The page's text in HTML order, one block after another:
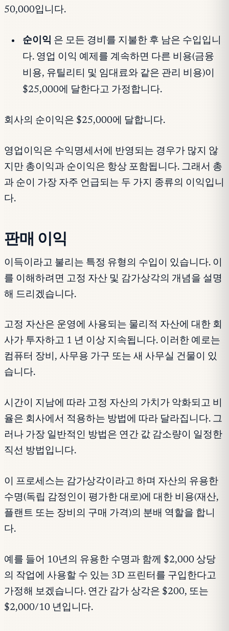
50,000입니다.
순이익 은 모든 경비를 지불한 후 남은 수입입니
다. 영업 이익 예제를 계속하면 다른 비용(금융
비용, 유틸리티 및 임대료와 같은 관리 비용)이
$25,000에 달한다고 가정합니다.
회사의 순이익은 $25,000에 달합니다.
영업이익은 수익명세서에 반영되는 경우가 많지 않
지만 총이익과 순이익은 항상 포함됩니다. 그래서 총
과 순이 가장 자주 언급되는 두 가지 종류의 이익입니
다.
판매 이익
이득이라고 불리는 특정 유형의 수입이 있습니다. 이
를 이해하려면 고정 자산 및 감가상각의 개념을 설명
해 드리겠습니다.
고정 자산은 운영에 사용되는 물리적 자산에 대한 회
사가 투자하고 1 년 이상 지속됩니다. 이러한 예로는
컴퓨터 장비, 사무용 가구 또는 새 사무실 건물이 있
습니다.
시간이 지남에 따라 고정 자산의 가치가 악화되고 비
율은 회사에서 적용하는 방법에 따라 달라집니다. 그
러나 가장 일반적인 방법은 연간 값 감소량이 일정한
직선 방법입니다.
이 프로세스는 감가상각이라고 하며 자산의 유용한
수명(독립 감정인이 평가한 대로)에 대한 비용(재산,
플랜트 또는 장비의 구매 가격)의 분배 역할을 합니
다.
예를 들어 10년의 유용한 수명과 함께 $2,000 상당
의 작업에 사용할 수 있는 3D 프린터를 구입한다고
가정해 보겠습니다. 연간 감가 상각은 $200, 또는
$2,000/10 년입니다.